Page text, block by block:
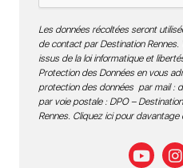
Les données récoltées seront
de contact par Destination
issus de la loi informatique et
Protection des Données en vous
protection des données par mail :
par voie postale : DPO –
Rennes. Cliquez ici pour davantage